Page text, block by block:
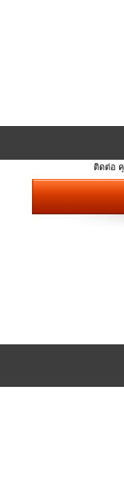
ติดต่อ คุ